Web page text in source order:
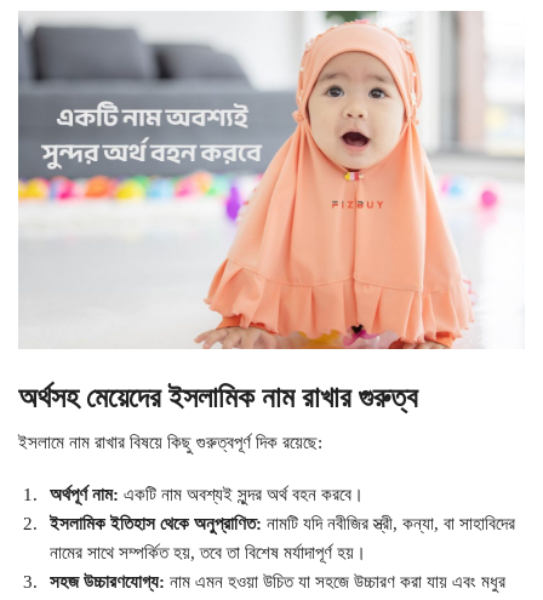
অর্থসহ মেয়েদের ইসলামিক নাম রাখার গুরুত্ব
ইসলামে নাম রাখার বিষয়ে কিছু গুরুত্বপূর্ণ দিক রয়েছে:
অর্থপূর্ণ নাম: একটি নাম অবশ্যই সুন্দর অর্থ বহন করবে।
ইসলামিক ইতিহাস থেকে অনুপ্রাণিত: নামটি যদি নবীজির স্ত্রী, কন্যা, বা সাহাবিদের
নামের সাথে সম্পর্কিত হয়, তবে তা বিশেষ মর্যাদাপূর্ণ হয়।
সহজ উচ্চারণযোগ্য: নাম এমন হওয়া উচিত যা সহজে উচ্চারণ করা যায় এবং মধুর